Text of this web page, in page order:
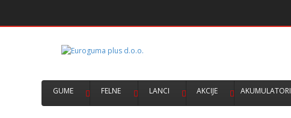
GUME FELNE LANCI AKCIJE AKUMULATORI